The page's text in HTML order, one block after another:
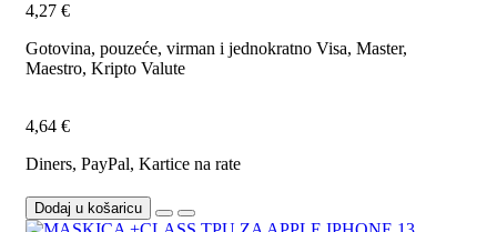
4,27 €
Gotovina, pouzeće, virman i jednokratno Visa, Master,
Maestro, Kripto Valute
4,64 €
Diners, PayPal, Kartice na rate
Dodaj u košaricu